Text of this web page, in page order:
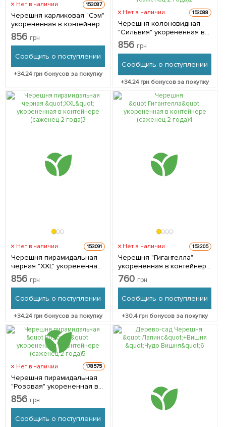
Нет в наличии 153087
Черешня карликовая "Сэм"
укорененная в контейнере
(саженец 2 года) 1 саженец
в упаковке
856 грн
Сообщить о поступлении
+34.24грн бонусов за покупку
Нет в наличии 153088
Черешня колоновидная
"Сильвия" укорененная в
контейнере (саженец 2
года) 1 саженец в упаковке
856 грн
Сообщить о поступлении
+34.24грн бонусов за покупку
Нет в наличии 153091
Черешня пирамидальная
черная "XXL" укорененная
в контейнере (саженец 2
года) 1 саженец в упаковке
856 грн
Сообщить о поступлении
+34.24грн бонусов за покупку
Нет в наличии 153205
Черешня "Гигантелла"
укорененная в контейнере
(саженец 2 года) 1 саженец
в упаковке
760 грн
Сообщить о поступлении
+30.4грн бонусов за покупку
Нет в наличии 178575
Черешня пирамидальная
"Розовая" укорененная в
контейнере (саженец 2
года) 1 саженец в упаковке
856 грн
Сообщить о поступлении